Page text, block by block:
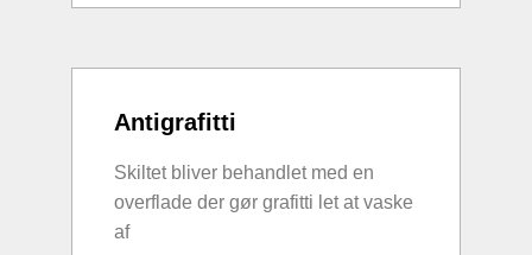
Antigrafitti
Skiltet bliver behandlet med en
overflade der gør grafitti let at vaske
af